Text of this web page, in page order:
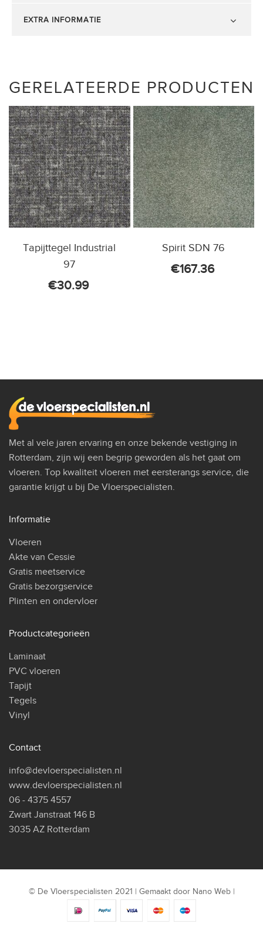
EXTRA INFORMATIE
GERELATEERDE PRODUCTEN
Tapijttegel Industrial
97
€30.99
Spirit SDN 76
€167.36
Met al vele jaren ervaring en onze bekende vestiging in
Rotterdam, zijn wij een begrip geworden als het gaat om
vloeren. Top kwaliteit vloeren met eersterangs service, die
garantie krijgt u bij De Vloerspecialisten.
Informatie
Vloeren
Akte van Cessie
Gratis meetservice
Gratis bezorgservice
Plinten en ondervloer
Productcategorieën
Laminaat
PVC vloeren
Tapijt
Tegels
Vinyl
Contact
info@devloerspecialisten.nl
www.devloerspecialisten.nl
06 - 4375 4557
Zwart Janstraat 146 B
3035 AZ Rotterdam
© De Vloerspecialisten 2021 | Gemaakt door Nano Web|